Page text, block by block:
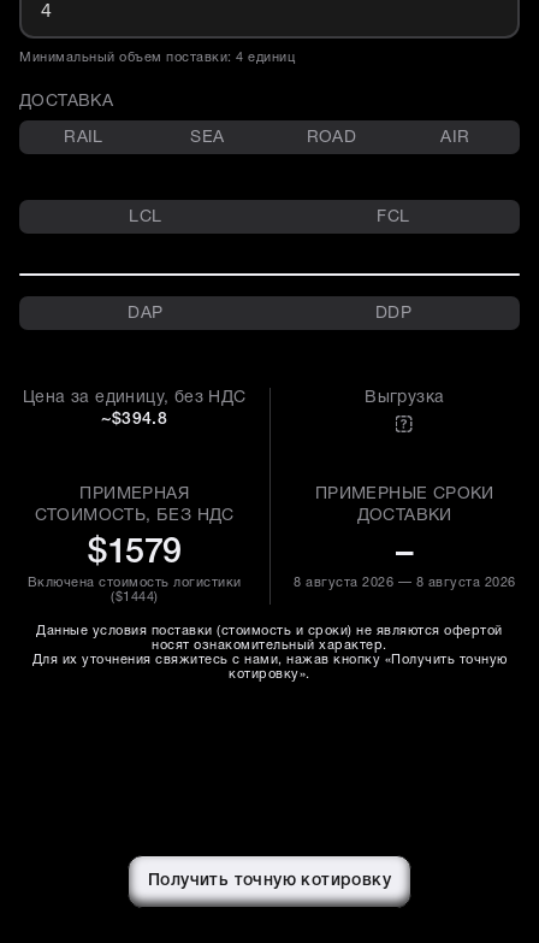
Минимальный объем поставки: 4 единиц
ДОСТАВКА
RAIL SEA ROAD AIR
LCL FCL
DAP DDP
Цена за единицу, без НДС
~$394.8
ПРИМЕРНАЯ
СТОИМОСТЬ, БЕЗ НДС
$1579
Включена стоимость логистики
($1444)
Выгрузка
ПРИМЕРНЫЕ СРОКИ
ДОСТАВКИ
–
8 августа 2026 — 8 августа 2026
Данные условия поставки (стоимость и сроки) не являются офертой
носят ознакомительный характер.
Для их уточнения свяжитесь с нами, нажав кнопку «Получить точную
котировку».
Получить точную котировку